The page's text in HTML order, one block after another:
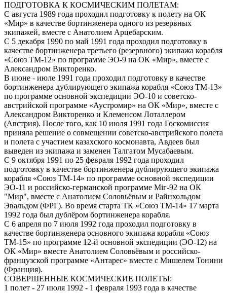
ПОДГОТОВКА К КОСМИЧЕСКИМ ПОЛЕТАМ:
С августа 1989 года проходил подготовку к полету на ОК
«Мир» в качестве бортинженера одного из резервных
экипажей, вместе с Анатолием Арцебарским.
С 5 декабря 1990 по май 1991 года проходил подготовку в
качестве бортинженера третьего (резервного) экипажа корабля
«Союз ТМ-12» по программе ЭО-9 на ОК «Мир», вместе с
Александром Викторенко.
В июне - июле 1991 года проходил подготовку в качестве
бортинженера дублирующего экипажа корабля «Союз ТМ-13»
по программе основной экспедиции ЭО-10 и советско-
австрийской программе «Аустромир» на ОК «Мир», вместе с
Александром Викторенко и Клеменсом Лоталлером
(Австрия). После того, как 10 июля 1991 года Госкомиссия
приняла решение о совмещении советско-австрийского полета
и полета с участием казахского космонавта, Авдеев был
выведен из экипажа и заменен Талгатом Мусабаевым.
С 9 октября 1991 по 25 февраля 1992 года проходил
подготовку в качестве бортинженера дублирующего экипажа
корабля «Союз ТМ-14» по программе основной экспедиции
ЭО-11 и российско-германской программе Мiг-92 на ОК
"Мир", вместе с Анатолием Соловьёвым и Райнхольдом
Эвальдом (ФРГ). Во время старта ТК «Союз ТМ-14» 17 марта
1992 года был дублёром бортинженера корабля.
С 6 апреля по 7 июля 1992 года проходил подготовку в
качестве бортинженера основного экипажа корабля «Союз
ТМ-15» по программе 12-й основной экспедиции (ЭО-12) на
ОК «Мир» вместе Анатолием Соловьёвым и российско-
французской программе «Антарес» вместе с Мишелем Тонини
(Франция).
СОВЕРШЕННЫЕ КОСМИЧЕСКИЕ ПОЛЕТЫ:
1 полет - 27 июля 1992 - 1 февраля 1993 года в качестве